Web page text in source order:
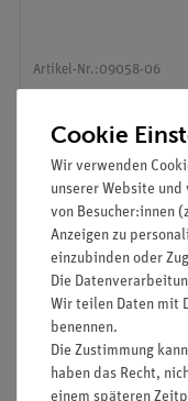
Artikel-Nr.:09058-06
XR 4.0 X-ray
Konstrastmittel
415,00 €
Cookie
Wir verwenden
unserer Website
von Besucher:innen
Anzeigen zu
einzubinden oder
Die
Wir teilen Daten mit
benennen.
Die Zustimmung
haben das Recht,
einem späteren